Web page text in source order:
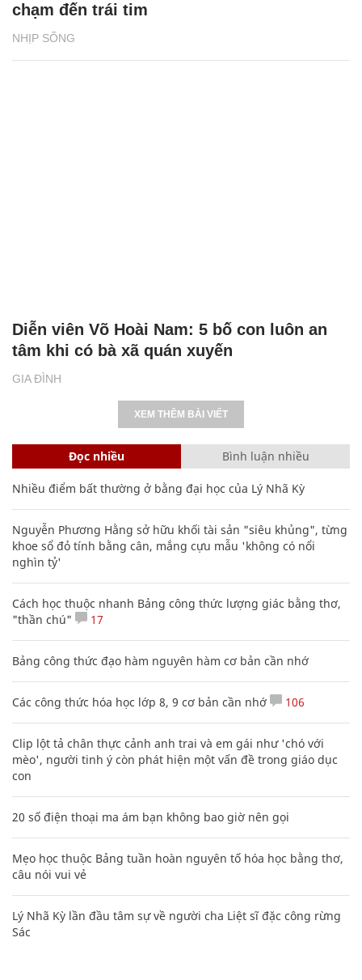
NHỊP SỐNG
chạm đến trái tim
GIA ĐÌNH
Diễn viên Võ Hoài Nam: 5 bố con luôn an
tâm khi có bà xã quán xuyến
XEM THÊM BÀI VIẾT
Đọc nhiều Bình luận nhiều
Nhiều điểm bất thường ở bằng đại học của Lý Nhã Kỳ
Nguyễn Phương Hằng sở hữu khối tài sản "siêu khủng", từng
khoe sổ đỏ tính bằng cân, mắng cựu mẫu 'không có nổi
nghìn tỷ'
Cách học thuộc nhanh Bảng công thức lượng giác bằng thơ,
"thần chú"
17
Bảng công thức đạo hàm nguyên hàm cơ bản cần nhớ
Các công thức hóa học lớp 8, 9 cơ bản cần nhớ 106
Clip lột tả chân thực cảnh anh trai và em gái như 'chó với
mèo', người tinh ý còn phát hiện một vấn đề trong giáo dục
con
20 số điện thoại ma ám bạn không bao giờ nên gọi
Mẹo học thuộc Bảng tuần hoàn nguyên tố hóa học bằng thơ,
câu nói vui vẻ
Lý Nhã Kỳ lần đầu tâm sự về người cha Liệt sĩ đặc công rừng
Sác